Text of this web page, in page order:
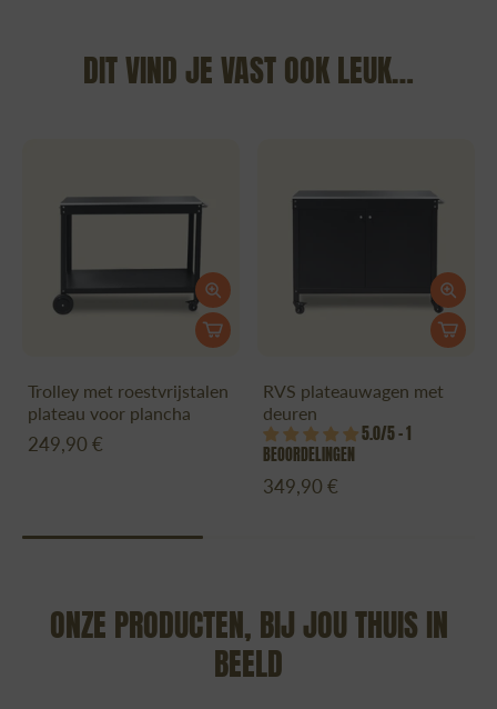
DIT VIND JE VAST OOK LEUK…
Trolley met roestvrijstalen
plateau voor plancha
249,90 €
RVS plateauwagen met
deuren
5.0/5 – 1
BEOORDELINGEN
349,90 €
ONZE PRODUCTEN, BIJ JOU THUIS IN
BEELD